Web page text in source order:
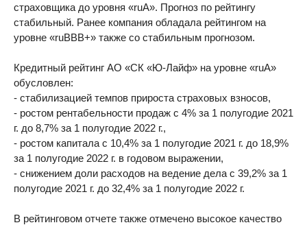
страховщика до уровня «ruА». Прогноз по рейтингу
стабильный. Ранее компания обладала рейтингом на
уровне «ruВВВ+» также со стабильным прогнозом.
Кредитный рейтинг АО «СК «Ю-Лайф» на уровне «ruА»
обусловлен:
- стабилизацией темпов прироста страховых взносов,
- ростом рентабельности продаж с 4% за 1 полугодие 2021
г. до 8,7% за 1 полугодие 2022 г.,
- ростом капитала с 10,4% за 1 полугодие 2021 г. до 18,9%
за 1 полугодие 2022 г. в годовом выражении,
- снижением доли расходов на ведение дела с 39,2% за 1
полугодие 2021 г. до 32,4% за 1 полугодие 2022 г.
В рейтинговом отчете также отмечено высокое качество